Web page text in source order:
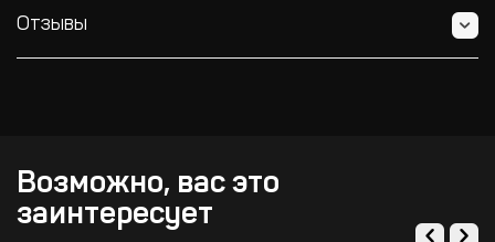
Отзывы
Возможно, вас это
заинтересует